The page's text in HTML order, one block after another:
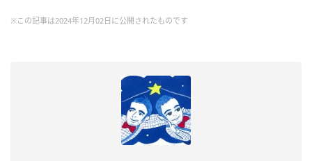
※この記事は2024年12月02日に公開されたものです